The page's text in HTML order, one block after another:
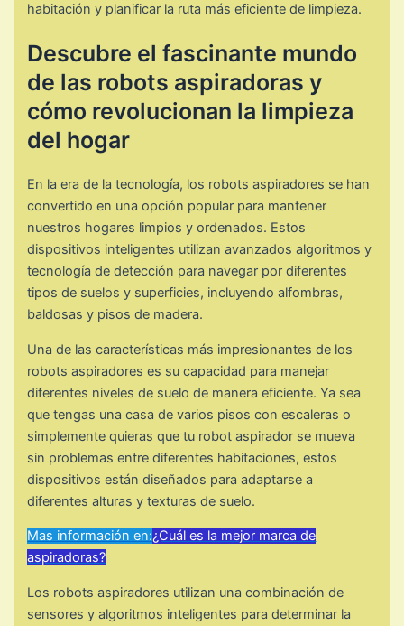
habitación y planificar la ruta más eficiente de limpieza.
Descubre el fascinante mundo
de las robots aspiradoras y
cómo revolucionan la limpieza
del hogar
En la era de la tecnología, los robots aspiradores se han
convertido en una opción popular para mantener
nuestros hogares limpios y ordenados. Estos
dispositivos inteligentes utilizan avanzados algoritmos y
tecnología de detección para navegar por diferentes
tipos de suelos y superficies, incluyendo alfombras,
baldosas y pisos de madera.
Una de las características más impresionantes de los
robots aspiradores es su capacidad para manejar
diferentes niveles de suelo de manera eficiente. Ya sea
que tengas una casa de varios pisos con escaleras o
simplemente quieras que tu robot aspirador se mueva
sin problemas entre diferentes habitaciones, estos
dispositivos están diseñados para adaptarse a
diferentes alturas y texturas de suelo.
Mas información en:¿Cuál es la mejor marca de
aspiradoras?
Los robots aspiradores utilizan una combinación de
sensores y algoritmos inteligentes para determinar la